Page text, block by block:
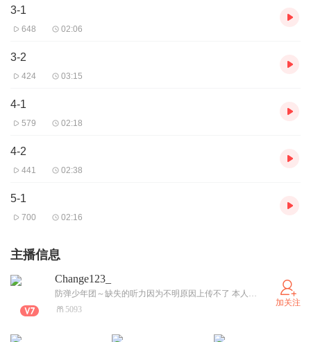
3-1
648 02:06
3-2
424 03:15
4-1
579 02:18
4-2
441 02:38
5-1
700 02:16
主播信息
Change123_
防弹少年团～缺失的听力因为不明原因上传不了 本人现在也没有辣～不好意思~有紧急问题可邮箱联系~动态有写~
5093
加关注